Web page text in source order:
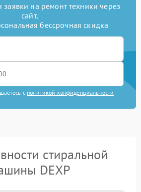
на ремонт техники через
сайт,
бессрочная скидка
с политикой конфиденциальности
стиральной
DEXP